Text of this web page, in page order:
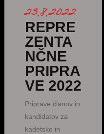
23.8.2022
REPRE
ZENTA
NČNE
PRIPRA
VE 2022
Priprave članov in
kandidatov za
kadetsko in